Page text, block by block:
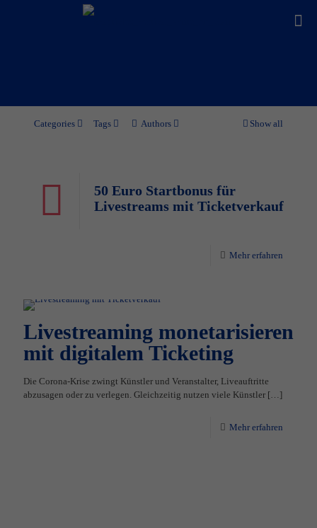
Categories Tags Authors Show all
50 Euro Startbonus für
Livestreams mit Ticketverkauf
Mehr erfahren
Livestreaming monetarisieren
mit digitalem Ticketing
Die Corona-Krise zwingt Künstler und Veranstalter, Liveauftritte
abzusagen oder zu verlegen. Gleichzeitig nutzen viele Künstler […]
Mehr erfahren